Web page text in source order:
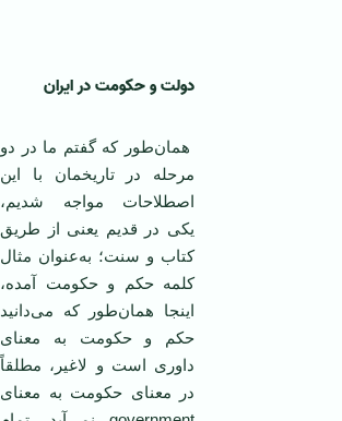
دولت و حکومت در ایران
همان‌طور که گفتم ما در دو
مرحله در تاریخمان با این
اصطلاحات مواجه شدیم،
یکی در قدیم یعنی از طریق
کتاب و سنت؛ به‌عنوان مثال
کلمه حکم و حکومت آمده،
اینجا همان‌طور که می‌دانید
حکم و حکومت به معنای
داوری است و لاغیر، مطلقاً
در معنای حکومت به معنای